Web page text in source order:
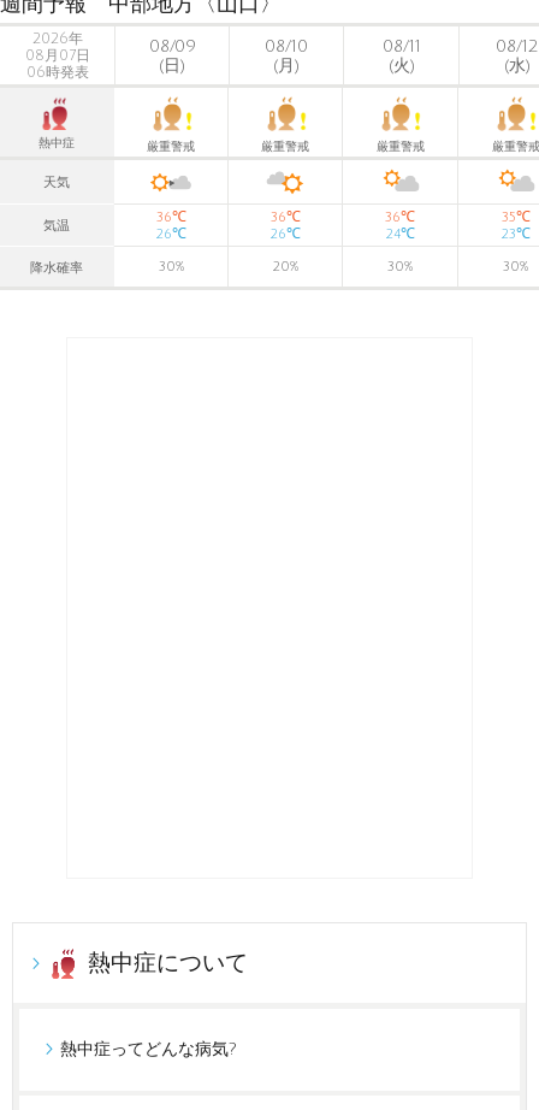
2026年
08月07日
06時発表
08/09
(日)
08/10
(月)
08/11
(火)
08/12
(水)
熱中症 厳重警戒 厳重警戒 厳重警戒 厳重警戒
天気
気温
36℃
26℃
36℃
26℃
36℃
24℃
35℃
23℃
降水確率 30% 20% 30% 30%
熱中症について
熱中症ってどんな病気?